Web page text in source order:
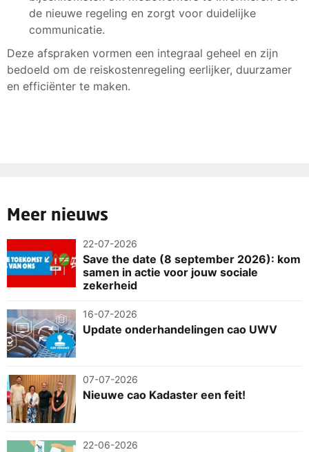
de nieuwe regeling en zorgt voor duidelijke
communicatie.
Deze afspraken vormen een integraal geheel en zijn
bedoeld om de reiskostenregeling eerlijker, duurzamer
en efficiënter te maken.
Meer nieuws
22-07-2026
Save the date (8 september 2026): kom
samen in actie voor jouw sociale
zekerheid
16-07-2026
Update onderhandelingen cao UWV
07-07-2026
Nieuwe cao Kadaster een feit!
22-06-2026